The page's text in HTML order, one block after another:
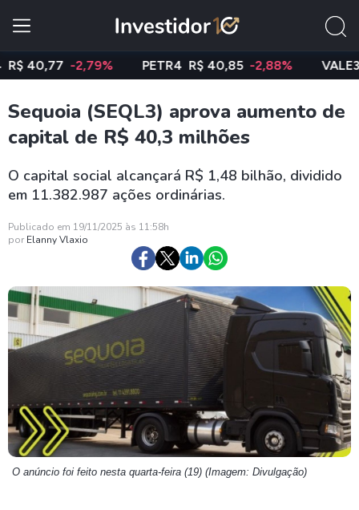
-2,79% PETR4 R$ 40,85 -2,88% VALE3 R$
Sequoia (SEQL3) aprova aumento de
capital de R$ 40,3 milhões
O capital social alcançará R$ 1,48 bilhão, dividido
em 11.382.987 ações ordinárias.
Publicado em 19/11/2025 às 11:58h
por Elanny Vlaxio
O anúncio foi feito nesta quarta-feira (19) (Imagem: Divulgação)